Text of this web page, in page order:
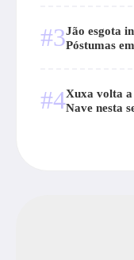
#3Jão esgota
Póstumas
#4Xuxa volta a
Nave nesta